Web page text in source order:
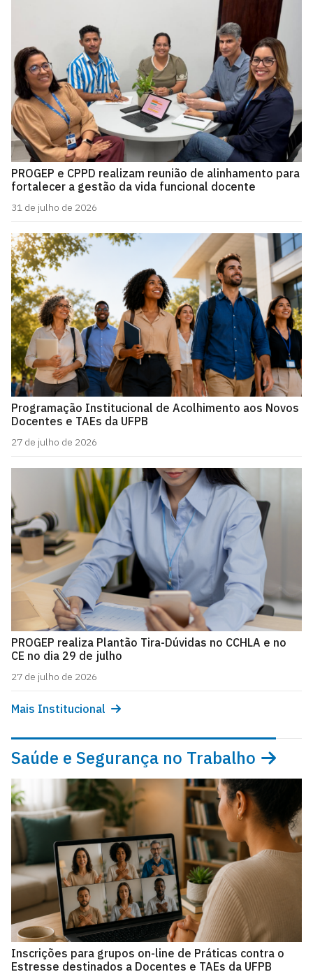
PROGEP e CPPD realizam reunião de alinhamento para
fortalecer a gestão da vida funcional docente
31 de julho de 2026
Programação Institucional de Acolhimento aos Novos
Docentes e TAEs da UFPB
27 de julho de 2026
PROGEP realiza Plantão Tira-Dúvidas no CCHLA e no
CE no dia 29 de julho
27 de julho de 2026
Mais Institucional
Saúde e Segurança no Trabalho
Inscrições para grupos on-line de Práticas contra o
Estresse destinados a Docentes e TAEs da UFPB